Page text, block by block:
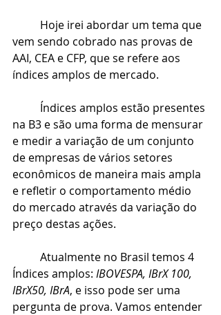
vem sendo cobrado nas provas de
AAI, CEA e CFP, que se refere aos
índices amplos de mercado.
na B3 e são uma forma de mensurar
e medir a variação de um conjunto
de empresas de vários setores
econômicos de maneira mais ampla
e refletir o comportamento médio
do mercado através da variação do
preço destas ações.
Índices amplos: IBOVESPA, IBrX 100,
IBrX50, IBrA, e isso pode ser uma
pergunta de prova. Vamos entender